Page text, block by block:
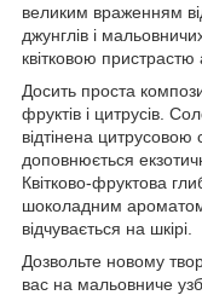
великим враженням
джунглів і
квітковою
Досить проста
фруктів і цитрусів.
відтінена
доповнюється
Квітково-фруктова
шоколадним ароматом
відчувається на шкірі.
Дозвольте новому
вас на мальовниче